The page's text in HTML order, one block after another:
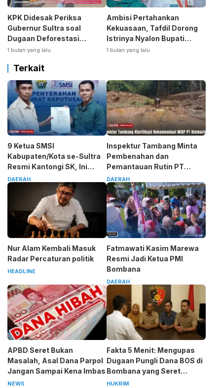
KPK Didesak Periksa
Gubernur Sultra soal
Dugaan Deforestasi
Kabaen
1 bulan yang lalu
Ambisi Pertahankan
Kekuasaan, Tafdil Dorong
Istrinya Nyalon Bupati
Bombana
1 bulan yang lalu
Terkait
9 Ketua SMSI
Kabupaten/Kota se-Sultra
Resmi Kantongi SK, Ini
Pesan Tegas Sarjono
DAERAH
Inspektur Tambang Minta
Pembenahan dan
Pemantauan Rutin PT
Almharig
DAERAH
Nur Alam Kembali Masuk
Radar Percaturan politik
HEADLINE
Fatmawati Kasim Marewa
Resmi Jadi Ketua PMI
Bombana
DAERAH
APBD Seret Bukan
Masalah, Asal Dana Parpol
Jangan Sampai Kena Imbas
NEWS
Fakta 5 Menit: Mengupas
Dugaan Pungli Dana BOS di
Bombana yang Seret
Kepala Sekolah
HUKRIM